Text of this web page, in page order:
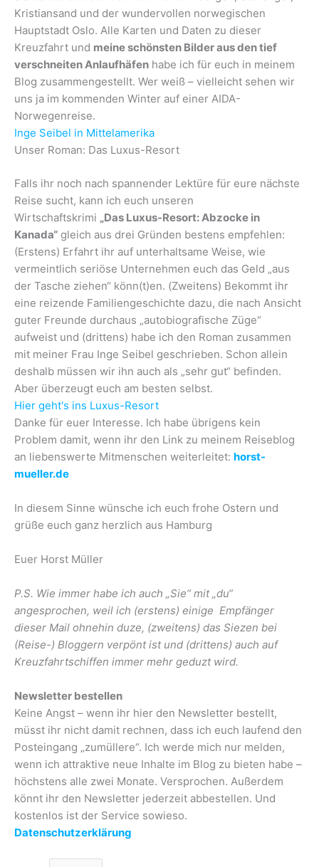
Kristiansand und der wundervollen norwegischen
Hauptstadt Oslo. Alle Karten und Daten zu dieser
Kreuzfahrt und meine schönsten Bilder aus den tief
verschneiten Anlaufhäfen habe ich für euch in meinem
Blog zusammengestellt. Wer weiß – vielleicht sehen wir
uns ja im kommenden Winter auf einer AIDA-
Norwegenreise.
Inge Seibel in Mittelamerika
Unser Roman: Das Luxus-Resort
Falls ihr noch nach spannender Lektüre für eure nächste
Reise sucht, kann ich euch unseren
Wirtschaftskrimi „Das Luxus-Resort: Abzocke in
Kanada“ gleich aus drei Gründen bestens empfehlen:
(Erstens) Erfahrt ihr auf unterhaltsame Weise, wie
vermeintlich seriöse Unternehmen euch das Geld „aus
der Tasche ziehen“ könn(t)en. (Zweitens) Bekommt ihr
eine reizende Familiengeschichte dazu, die nach Ansicht
guter Freunde durchaus „autobiografische Züge“
aufweist und (drittens) habe ich den Roman zusammen
mit meiner Frau Inge Seibel geschrieben. Schon allein
deshalb müssen wir ihn auch als „sehr gut“ befinden.
Aber überzeugt euch am besten selbst.
Hier geht's ins Luxus-Resort
Danke für euer Interesse. Ich habe übrigens kein
Problem damit, wenn ihr den Link zu meinem Reiseblog
an liebenswerte Mitmenschen weiterleitet: horst-
mueller.de
In diesem Sinne wünsche ich euch frohe Ostern und
grüße euch ganz herzlich aus Hamburg
Euer Horst Müller
P.S. Wie immer habe ich auch „Sie“ mit „du“
angesprochen, weil ich (erstens) einige Empfänger
dieser Mail ohnehin duze, (zweitens) das Siezen bei
(Reise-) Bloggern verpönt ist und (drittens) auch auf
Kreuzfahrtschiffen immer mehr geduzt wird.
Newsletter bestellen
Keine Angst – wenn ihr hier den Newsletter bestellt,
müsst ihr nicht damit rechnen, dass ich euch laufend den
Posteingang „zumüllere“. Ich werde mich nur melden,
wenn ich attraktive neue Inhalte im Blog zu bieten habe –
höchstens alle zwei Monate. Versprochen. Außerdem
könnt ihr den Newsletter jederzeit abbestellen. Und
kostenlos ist der Service sowieso.
Datenschutzerklärung